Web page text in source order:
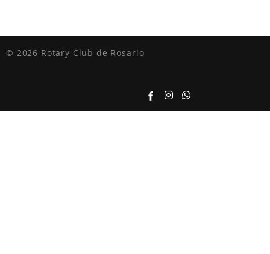
© 2026 Rotary Club de Rosario